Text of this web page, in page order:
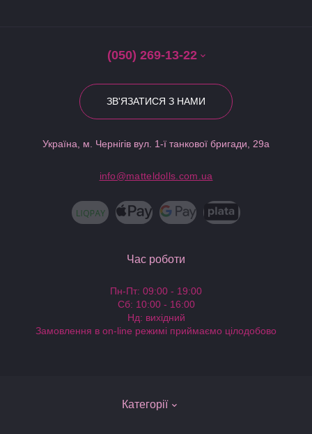
(050) 269-13-22
ЗВ'ЯЗАТИСЯ З НАМИ
Україна, м. Чернігів вул. 1-ї танкової бригади, 29а
info@matteldolls.com.ua
Категорії
Час роботи
Пн-Пт: 09:00 - 19:00
Сб: 10:00 - 16:00
Нд: вихідний
Замовлення в on-line режимі приймаємо цілодобово